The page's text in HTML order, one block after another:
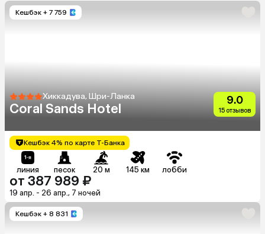
Кешбэк + 7 759
Хиккадува, Шри-Ланка
Coral Sands Hotel
9.0
15 отзывов
Кешбэк 4% по карте Т-Банка
линия песок 20 м 145 км лобби
от 387 989 ₽
19 апр. - 26 апр., 7 ночей
Кешбэк + 8 831